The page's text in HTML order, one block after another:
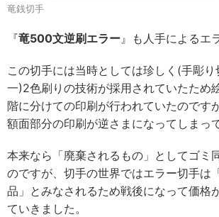
竜銭切手
『竜500文逆刷エラー』も人手によるエ
この切手には当時としては珍しく(手彫
一)2色刷りの技術が採用されていたため
階に分けての印刷が行われていたのです
額面部分の印刷が逆さまになってしまっ
本来なら「廃棄されるもの」としてゴミ
のですが、切手の世界ではエラー切手は
品」とみなされるため戦後になって価格
ていきました。